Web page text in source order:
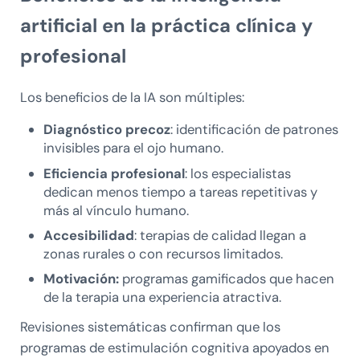
artificial en la práctica clínica y
profesional
Los beneficios de la IA son múltiples:
Diagnóstico precoz: identificación de patrones
invisibles para el ojo humano.
Eficiencia profesional: los especialistas
dedican menos tiempo a tareas repetitivas y
más al vínculo humano.
Accesibilidad: terapias de calidad llegan a
zonas rurales o con recursos limitados.
Motivación: programas gamificados que hacen
de la terapia una experiencia atractiva.
Revisiones sistemáticas confirman que los
programas de estimulación cognitiva apoyados en